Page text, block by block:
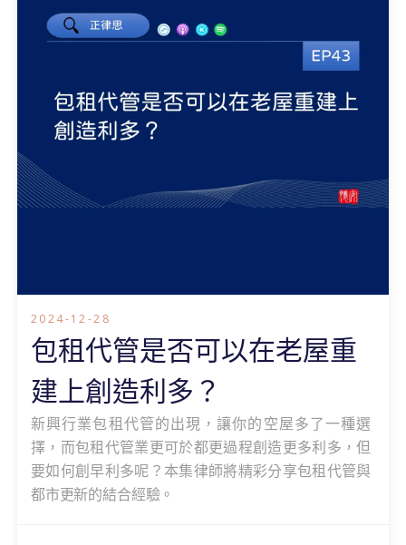
2024-12-28
包租代管是否可以在老屋重
建上創造利多？
新興行業包租代管的出現，讓你的空屋多了一種選
擇，而包租代管業更可於都更過程創造更多利多，但
要如何創早利多呢？本集律師將精彩分享包租代管與
都市更新的結合經驗。